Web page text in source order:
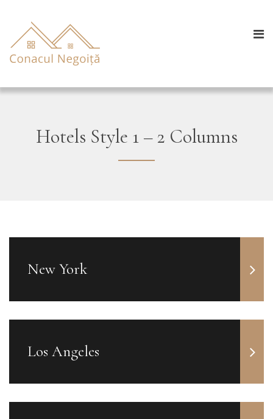
Hotels Style 1 – 2 Columns
New York
Los Angeles